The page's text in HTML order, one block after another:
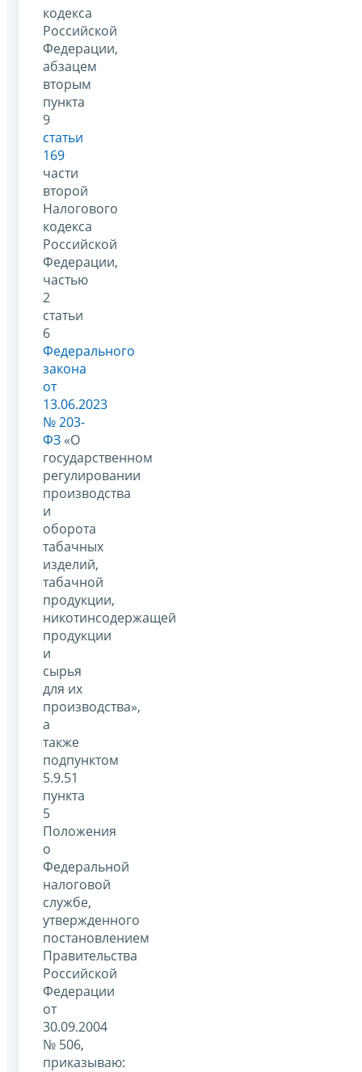
кодекса
Российской
Федерации,
абзацем
вторым
пункта
9
статьи
169
части
второй
Налогового
кодекса
Российской
Федерации,
частью
2
статьи
6
Федерального
закона
от
13.06.2023
№ 203-
ФЗ «О
государственном
регулировании
производства
и
оборота
табачных
изделий,
табачной
продукции,
никотинсодержащей
продукции
и
сырья
для их
производства»,
а
также
подпунктом
5.9.51
пункта
5
Положения
о
Федеральной
налоговой
службе,
утвержденного
постановлением
Правительства
Российской
Федерации
от
30.09.2004
№ 506,
приказываю: